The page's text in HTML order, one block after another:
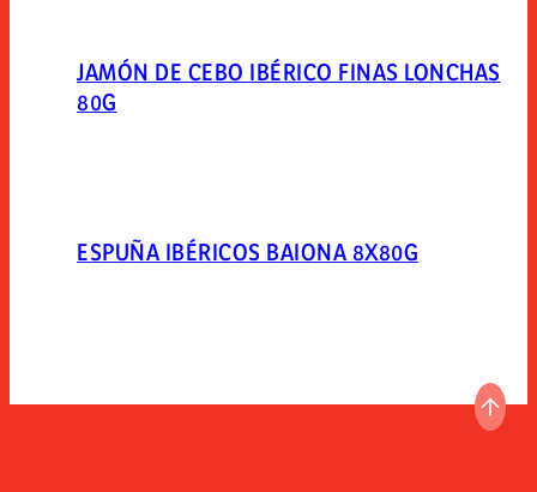
JAMÓN DE CEBO IBÉRICO FINAS LONCHAS
80G
ESPUÑA IBÉRICOS BAIONA 8X80G
IR